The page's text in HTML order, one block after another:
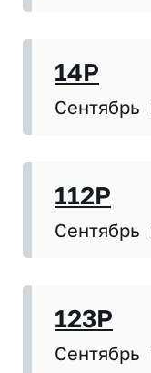
14P
Сентябрь
112P
Сентябрь
123P
Сентябрь